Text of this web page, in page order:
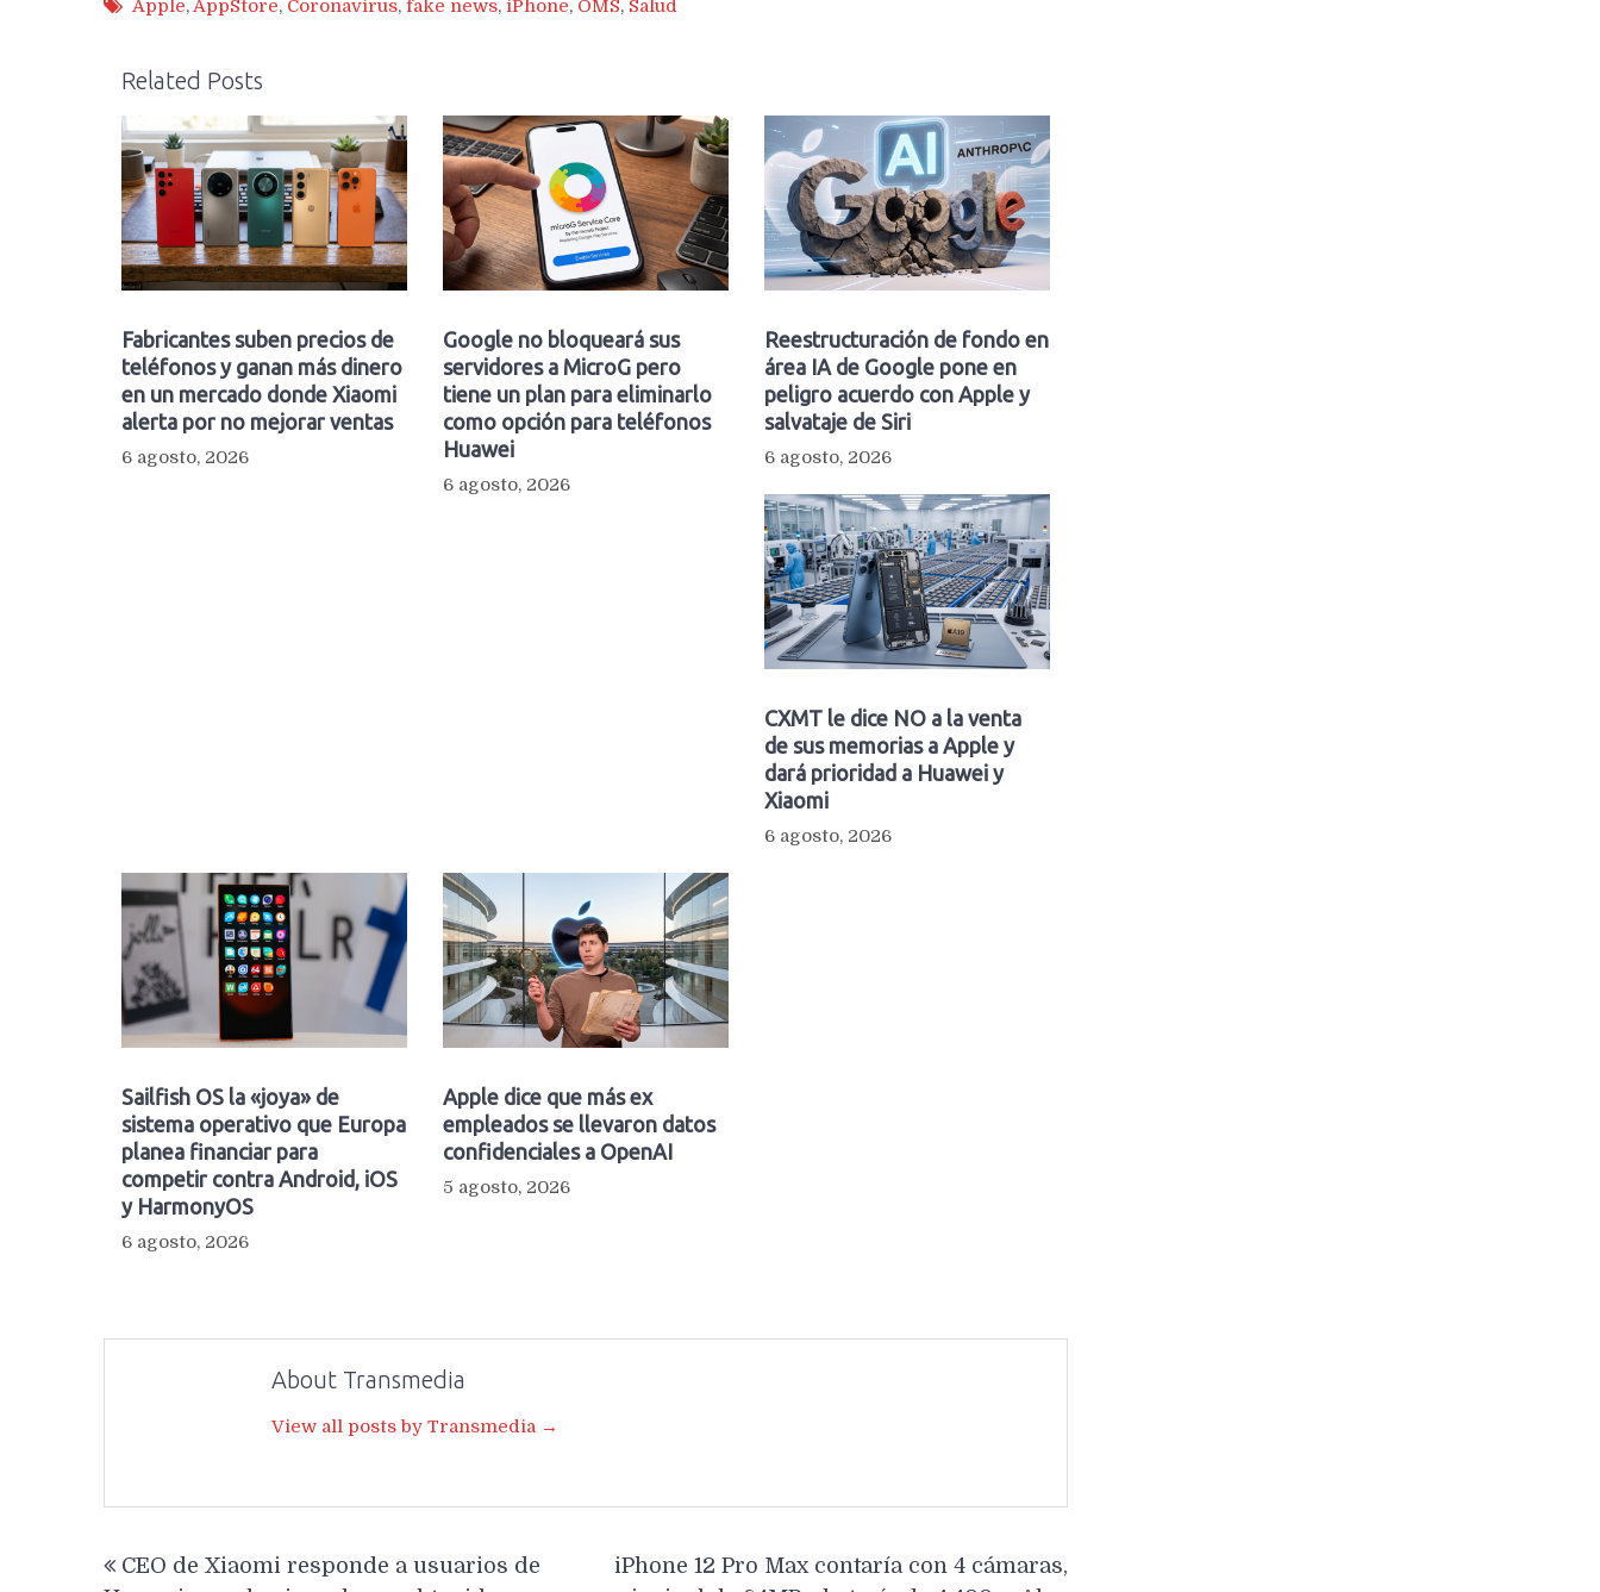
Apple,AppStore, Coronavirus, fake news, iPhone, OMS, Salud
Related Posts
Fabricantes suben precios de
teléfonos y ganan más dinero
en un mercado donde Xiaomi
alerta por no mejorar ventas
6 agosto, 2026
Google no bloqueará sus
servidores a MicroG pero
tiene un plan para eliminarlo
como opción para teléfonos
Huawei
6 agosto, 2026
Reestructuración de fondo en
área IA de Google pone en
peligro acuerdo con Apple y
salvataje de Siri
6 agosto, 2026
CXMT le dice NO a la venta
de sus memorias a Apple y
dará prioridad a Huawei y
Xiaomi
6 agosto, 2026
Sailfish OS la «joya» de
sistema operativo que Europa
planea financiar para
competir contra Android, iOS
y HarmonyOS
6 agosto, 2026
Apple dice que más ex
empleados se llevaron datos
confidenciales a OpenAI
5 agosto, 2026
About Transmedia
View all posts by Transmedia →
de
CEO de Xiaomi responde a usuarios de
iPhone 12 Pro Max contaría con 4 cámaras,